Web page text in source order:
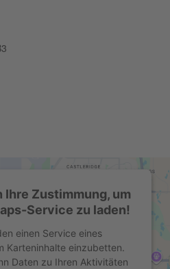
Zustimmung, um
Service zu laden!
einen Service eines
Karteninhalte einzubetten.
Daten zu Ihren Aktivitäten